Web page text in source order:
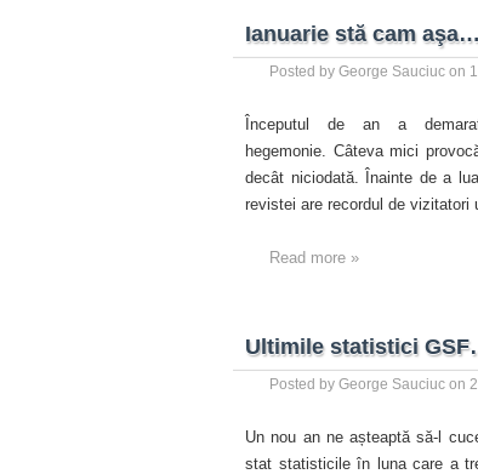
Ianuarie stă cam aşa…
Posted by George Sauciuc on
Începutul de an a
hegemonie. Câteva mici
decât niciodată. Înainte de a
revistei are recordul de vizitatori
Read more »
Ultimile statistici
Posted by George Sauciuc on
Un nou an ne așteaptă să-l
stat statisticile în luna care a